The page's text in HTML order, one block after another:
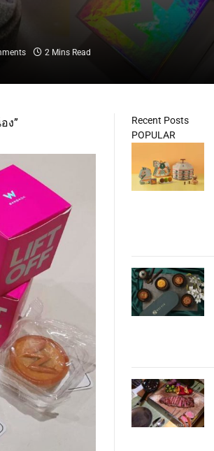
2 Mins Read
ง”
Recent Posts
POPULAR